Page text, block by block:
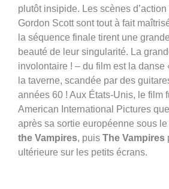
plutôt insipide. Les scènes
Gordon Scott sont tout à fait
la séquence finale tirent une
beauté de leur singularité. La
involontaire ! – du film est la danse
la taverne, scandée par des
années 60 ! Aux États-Unis, le film
American International Pictures
après sa sortie européenne sous le
the Vampires, puis The Vampires
ultérieure sur les petits écrans.